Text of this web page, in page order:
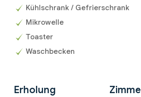
Kühlschrank / Gefrierschrank
Mikrowelle
Toaster
Waschbecken
Erholung